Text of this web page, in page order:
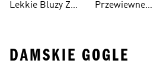
Lekkie Bluzy Z
Przewiewne
DAMSKIE GOGLE